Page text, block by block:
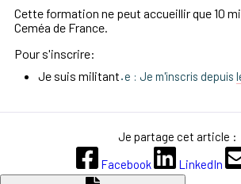
Cette formation ne peut accueillir que 10
Ceméa de France.
Pour s'inscrire:
Je suis militant·e : Je m'inscris depuis
Je partage cet article :
Facebook
LinkedIn